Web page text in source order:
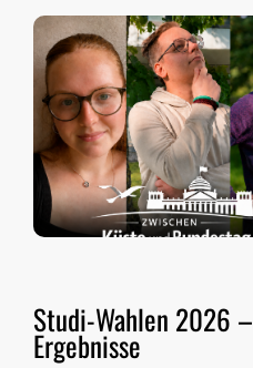
Studi-Wahlen 2026 –
Ergebnisse